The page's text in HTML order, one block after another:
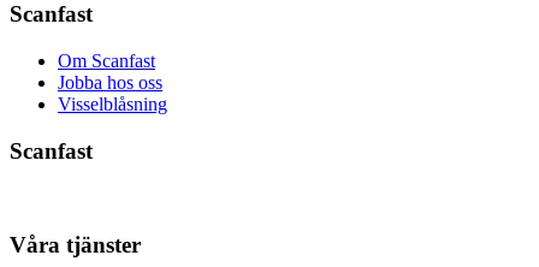
Scanfast
Om Scanfast
Jobba hos oss
Visselblåsning
Scanfast
Våra tjänster